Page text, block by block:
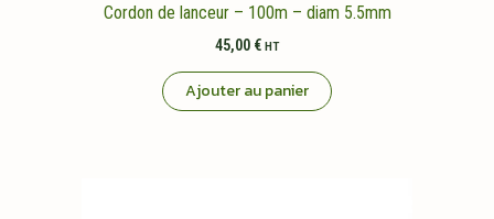
Cordon de lanceur – 100m – diam 5.5mm
45,00 € HT
Ajouter au panier